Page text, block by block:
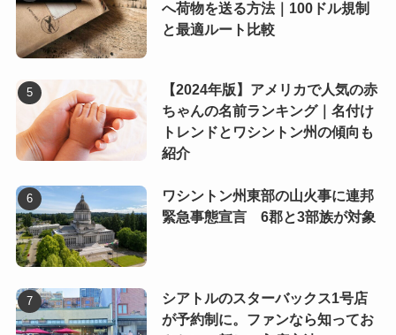
へ荷物を送る方法｜100ドル規制
と最適ルート比較
【2024年版】アメリカで人気の赤
ちゃんの名前ランキング｜名付け
トレンドとワシントン州の傾向も
紹介
ワシントン州東部の山火事に連邦
緊急事態宣言 6郡と3部族が対象
シアトルのスターバックス1号店
が予約制に。ファンなら知ってお